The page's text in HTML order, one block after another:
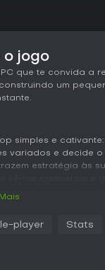
o jogo
que te convida a
um
simples e
variados e decide o
estratégia às
para otimizar a
coisas. O pixel
player Stats